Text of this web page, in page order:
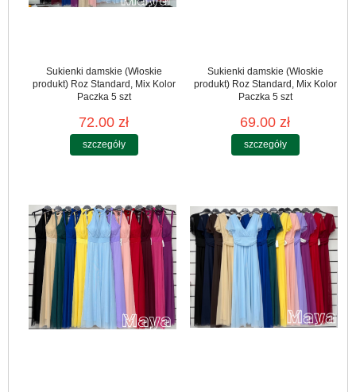
Sukienki damskie (Włoskie
produkt) Roz Standard, Mix Kolor
Paczka 5 szt
72.00 zł
szczegóły
Sukienki damskie (Włoskie
produkt) Roz Standard, Mix Kolor
Paczka 5 szt
69.00 zł
szczegóły